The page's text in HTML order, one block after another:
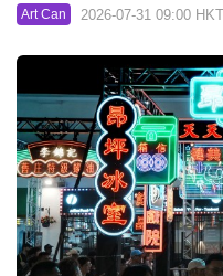
Art Can 2026-07-31 09:00 HKT